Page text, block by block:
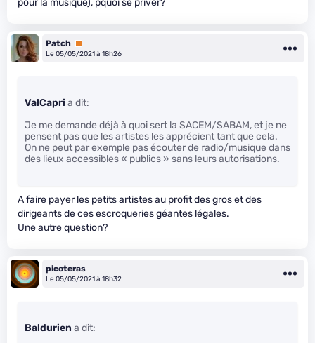
Patch Premium
Le 05/05/2021 à 18h26
ValCapri a dit:
Je me demande déjà à quoi sert la SACEM/SABAM, et je ne
pensent pas que les artistes les apprécient tant que cela.
On ne peut par exemple pas écouter de radio/musique dans
des lieux accessibles « publics » sans leurs autorisations.
A faire payer les petits artistes au profit des gros et des
dirigeants de ces escroqueries géantes légales.
Une autre question?
picoteras
Le 05/05/2021 à 18h32
Baldurien a dit: